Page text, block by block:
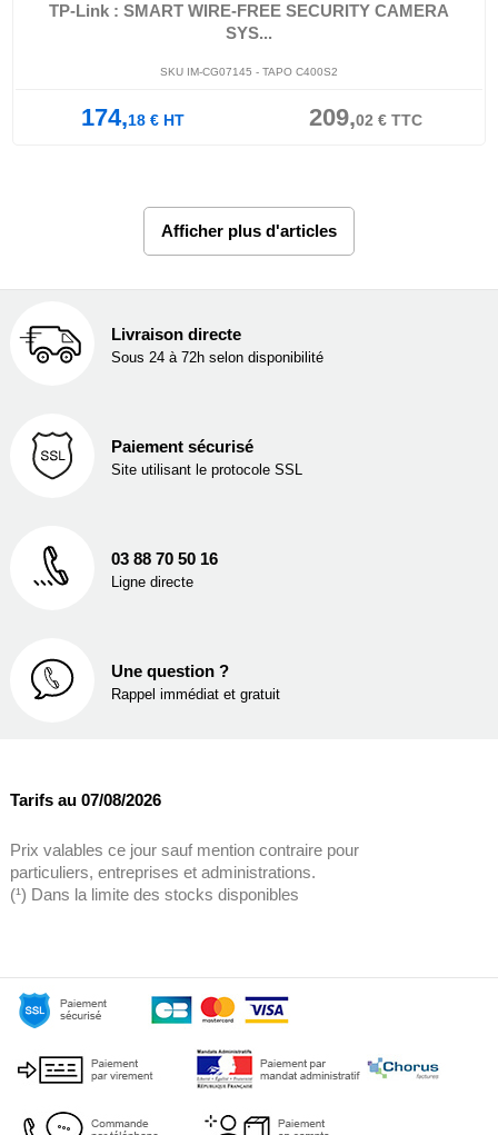
TP-Link : SMART WIRE-FREE SECURITY CAMERA
SYS...
SKU IM-CG07145 - TAPO C400S2
174,18€HT 209,02 €TTC
Afficher plus d'articles
Livraison directe
Sous 24 à 72h selon disponibilité
Paiement sécurisé
Site utilisant le protocole SSL
03 88 70 50 16
Ligne directe
Une question ?
Rappel immédiat et gratuit
Tarifs au 07/08/2026
Prix valables ce jour sauf mention contraire pour
particuliers, entreprises et administrations.
(¹) Dans la limite des stocks disponibles